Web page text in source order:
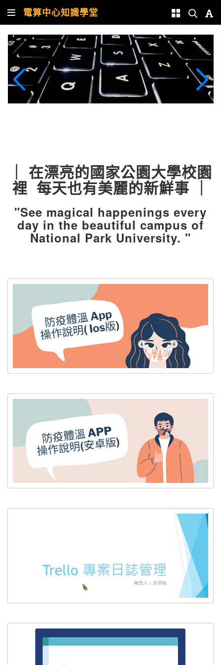
電算中心知識學堂
｜ 在漂亮的國家公園大學校園
裡 每天也有美麗的新鮮事 ｜
"See magical happenings every
day in the beautiful campus of
National Park University. "
體溫 App 操作說明 - ios版本
專案日誌管理